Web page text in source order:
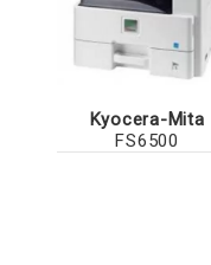
Kyocera-Mita
FS6500